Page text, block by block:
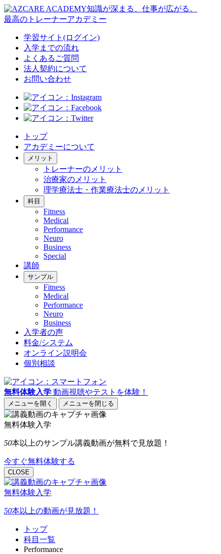
知識が深まる、仕事が広がる。
最高のトレーナーアカデミー
学習サイト(ログイン)
入学までの流れ
よくあるご質問
法人契約について
お問い合わせ
トップ
アカデミーについて
メリット
トレーナーのメリット
治療家のメリット
理学療法士・作業療法士のメリット
科目
Fitness
Medical
Performance
Neuro
Business
Special
講師
サンプル
Fitness
Medical
Performance
Neuro
Business
入学者の声
料金/システム
オンライン説明会
個別相談
無料体験入学 動画視聴やテストを体験！
メニューを開く メニューを閉じる
無料体験入学
50本以上のサンプル講義動画が無料で見放題！
今すぐ無料体験する
CLOSE
無料体験入学
50本以上の動画が見放題！
トップ
科目一覧
Performance